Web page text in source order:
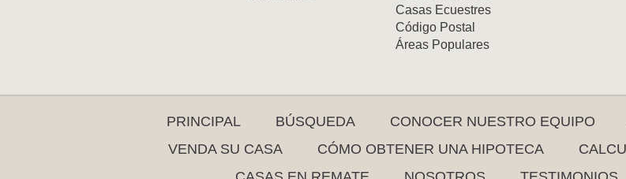
Casas Ecuestres
Código Postal
Áreas Populares
PRINCIPAL BÚSQUEDA CONOCER NUESTRO EQUIPO
VENDA SU CASA
CÓMO OBTENER UNA HIPOTECA